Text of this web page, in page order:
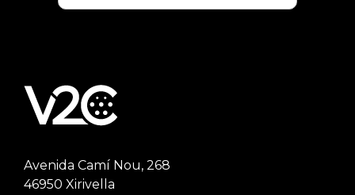
Avenida Camí Nou, 268
46950 Xirivella